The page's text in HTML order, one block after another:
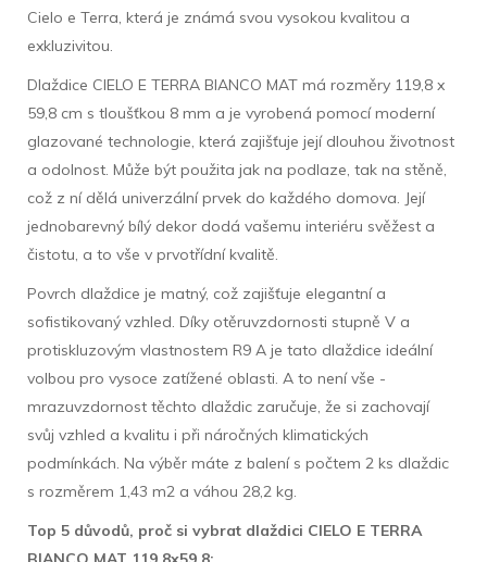
Cielo e Terra, která je známá svou vysokou kvalitou a
exkluzivitou.
Dlaždice CIELO E TERRA BIANCO MAT má rozměry 119,8 x
59,8 cm s tloušťkou 8 mm a je vyrobená pomocí moderní
glazované technologie, která zajišťuje její dlouhou životnost
a odolnost. Může být použita jak na podlaze, tak na stěně,
což z ní dělá univerzální prvek do každého domova. Její
jednobarevný bílý dekor dodá vašemu interiéru svěžest a
čistotu, a to vše v prvotřídní kvalitě.
Povrch dlaždice je matný, což zajišťuje elegantní a
sofistikovaný vzhled. Díky otěruvzdornosti stupně V a
protiskluzovým vlastnostem R9 A je tato dlaždice ideální
volbou pro vysoce zatížené oblasti. A to není vše -
mrazuvzdornost těchto dlaždic zaručuje, že si zachovají
svůj vzhled a kvalitu i při náročných klimatických
podmínkách. Na výběr máte z balení s počtem 2 ks dlaždic
s rozměrem 1,43 m2 a váhou 28,2 kg.
Top 5 důvodů, proč si vybrat dlaždici CIELO E TERRA